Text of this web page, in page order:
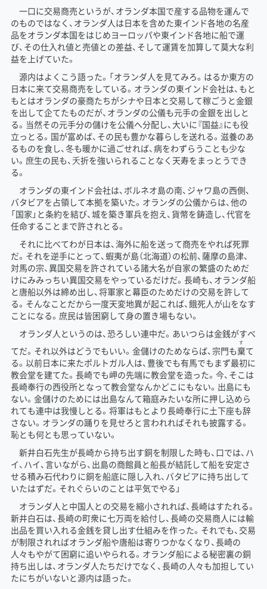
一口に交易商売というが、オランダ本国で産する品物を運んで
のものではなく、オランダ人は日本を含めた東インド各地の名産
品をオランダ本国をはじめヨーロッパや東インド各地に船で運
び、その仕入れ値と売値との差益、そして運賃を加算して莫大な利
益を上げていた。
源内はよくこう語った。「オランダ人を見てみろ。はるか東方の
日本に来て交易商売をしている。オランダの東インド会社は、もと
もとはオランダの豪商たちがシナや日本と交易して稼ごうと金銀
を出して企てたものだが、オランダの公儀も元手の金銀を出しと
る。当然その元手分の儲けを公儀へ分配し、大いに『国益』にも役
立っとる。国が富めば、その民も豊かな暮らしを送れる。滋養のあ
るものを食し、冬も暖かに過ごせれば、病をわずらうことも少な
い。庶生の民も、夭折を強いられることなく天寿をまっとうでき
る。
オランダの東インド会社は、ボルネオ島の南、ジャワ島の西側、
バタビアを占領して本拠を築いた。オランダの公儀からは、他の
「国家」と条約を結び、城を築き軍兵を抱え、貨幣を鋳造し、代官を
任命することまで許されとる。
それに比べてわが日本は、海外に船を送って商売をやれば死罪
だ。それを逆手にとって、蝦夷が島（北海道）の松前、薩摩の島津、
対馬の宗、異国交易を許されている諸大名が自家の繁盛のためだ
けにみみっちい異国交易をやっているだけだ。長崎も、オランダ船
と唐船以外は締め出し、将軍家と幕臣のためだけの交易を許して
る。そんなことだから一度天変地異が起これば、餓死人が山をなす
ことになる。庶民は皆困窮して身の置き場もない。
オランダ人というのは、恐ろしい連中だ。あいつらは金銭がすべ
てだ。それ以外はどうでもいい。金儲けのためならば、宗門も棄
す
て
る。以前日本に来たポルトガル人は、豊後でも有馬でもまず最初に
教会堂を建てた。長崎でも岬の先端に教会堂を造った。今、そこは
長崎奉行の西役所となって教会堂なんかどこにもない。出島にも
ない。金儲けのためには出島なんて箱庭みたいな所に押し込めら
れても連中は我慢しとる。将軍はもとより長崎奉行に土下座も辞
さない。オランダの踊りを見せろと言われればそれも披露する。
恥とも何とも思っていない。
新井白石先生が長崎から持ち出す銅を制限した時も、口では、ハ
イ、ハイ、言いながら、出島の商館員と船長が結託して船を安定さ
せる積み石代わりに銅を船底に隠し入れ、バタビアに持ち出して
いたはずだ。それぐらいのことは平気でやる」
オランダ人と中国人との交易を縮小されれば、長崎はすたれる。
新井白石は、長崎の町衆に七万両を給付し、長崎の交易商人には輸
出品を買い入れる金銭を貸し出す仕組みを作った。それでも、交易
が制限されればオランダ船や唐船は寄りつかなくなり、長崎の
人々もやがて困窮に追いやられる。オランダ船による秘密裏の銅
持ち出しは、オランダ人たちだけでなく、長崎の人々も加担してい
たにちがいないと源内は語った。